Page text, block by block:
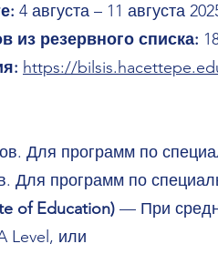
4 августа – 11 августа
из резервного списка:
https://
Для программ по
Для программ по
of Education) — При
Level, или